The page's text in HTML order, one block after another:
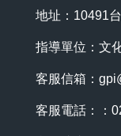
地址：10491
指導單位：文
客服信箱：
客服電話：：